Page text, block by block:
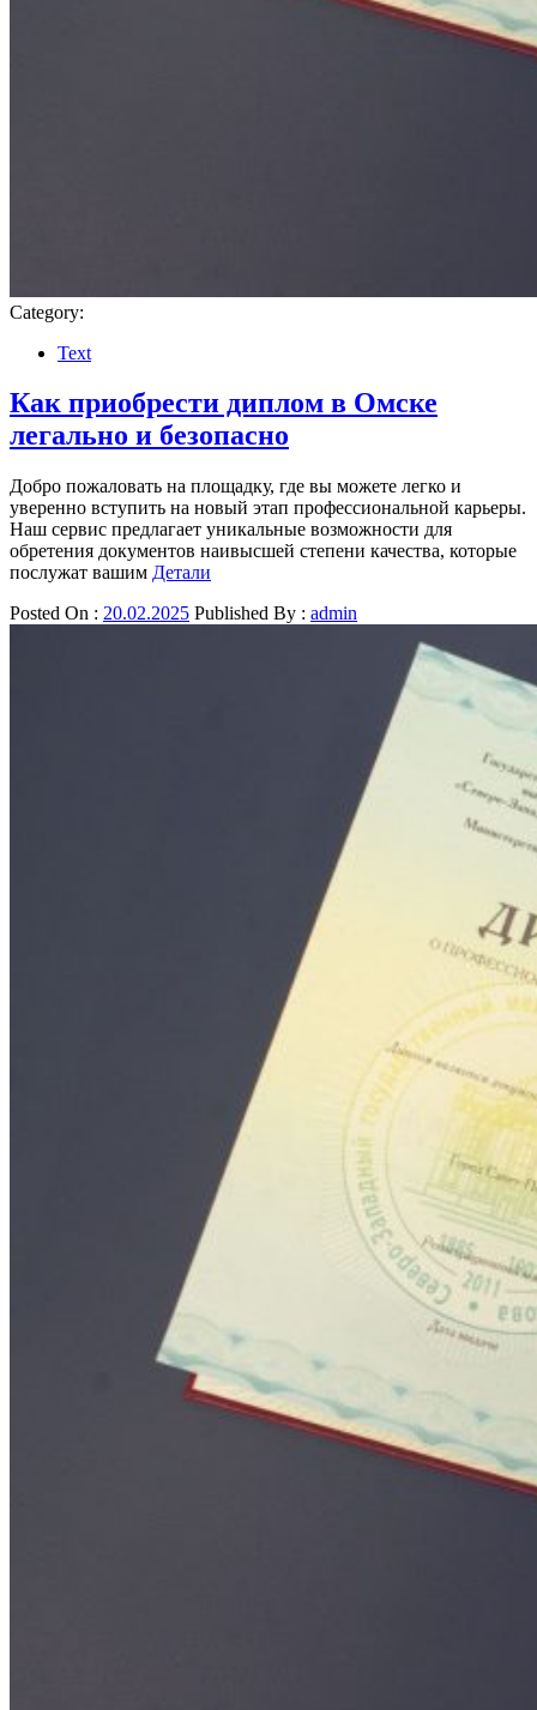
Category:
Text
Как приобрести диплом в Омске
легально и безопасно
Добро пожаловать на площадку, где вы можете легко и
уверенно вступить на новый этап профессиональной карьеры.
Наш сервис предлагает уникальные возможности для
обретения документов наивысшей степени качества, которые
послужат вашим Детали
Posted On : 20.02.2025 Published By : admin